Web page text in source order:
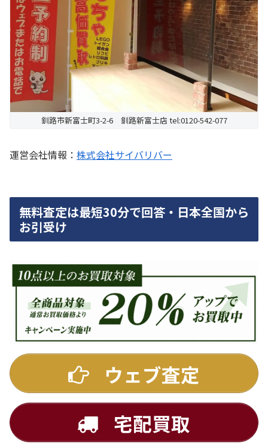
釧路市新富士町3-2-6 釧路新富士店 tel:0120-542-077
運営会社情報： 株式会社サイバリバー
無料査定は最短30分で回答・日本全国から
お引受け
ウェブ査定
宅配買取